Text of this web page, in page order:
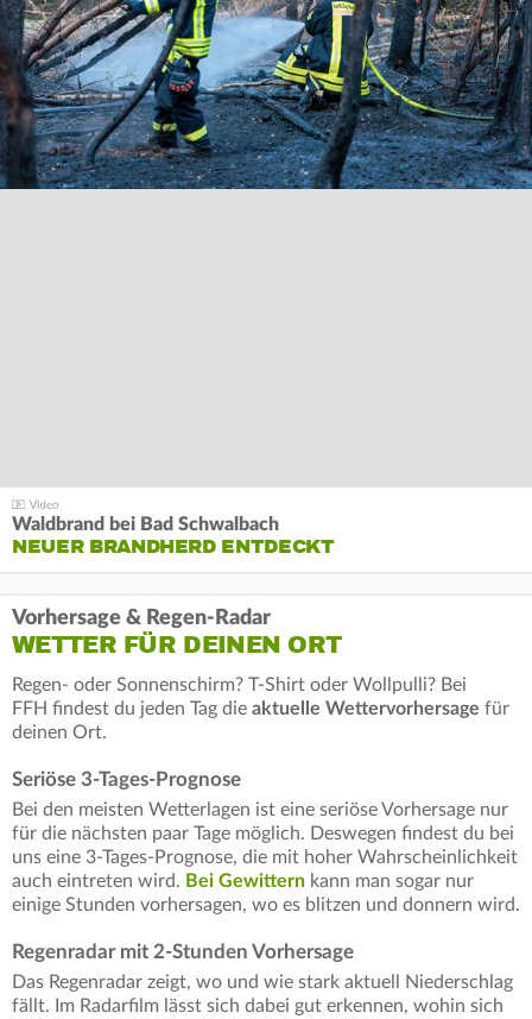
Waldbrand bei Bad Schwalbach
NEUER BRANDHERD ENTDECKT
Vorhersage & Regen-Radar
WETTER FÜR DEINEN ORT
Regen- oder Sonnenschirm? T-Shirt oder Wollpulli? Bei
FFH findest du jeden Tag die aktuelle Wettervorhersage für
deinen Ort.
Seriöse 3-Tages-Prognose
Bei den meisten Wetterlagen ist eine seriöse Vorhersage nur
für die nächsten paar Tage möglich. Deswegen findest du bei
uns eine 3-Tages-Prognose, die mit hoher Wahrscheinlichkeit
auch eintreten wird. Bei Gewittern kann man sogar nur
einige Stunden vorhersagen, wo es blitzen und donnern wird.
Regenradar mit 2-Stunden Vorhersage
Das Regenradar zeigt, wo und wie stark aktuell Niederschlag
fällt. Im Radarfilm lässt sich dabei gut erkennen, wohin sich